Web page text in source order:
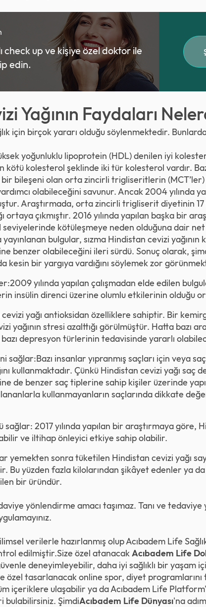
check up ve kişiye özel doktor ile
edin.
Yağının Faydaları
için birçok yararı olduğu söylenmektedir.
yoğunluklu lipoprotein (HDL) denilen iyi
kötü kolesterol şeklinde iki tür kolesterol vardır.
bir bileşeni olan orta zincirli trigliseritlerin
olabileceğini savunur. Ancak 2004 yılında
Araştırmada, orta zincirli trigliserit diyetinin 17
ortaya çıkmıştır. 2016 yılında yapılan başka bir
seviyelerinde kötüleşmeye neden olduğuna dair net
yayınlanan bulgular, sızma Hindistan cevizi
benzer olabileceğini ileri sürdü. Sonuç olarak,
kesin bir yargıya vardığını söylemek zor
yılında yapılan çalışmadan elde edilen
insülin direnci üzerine olumlu etkilerinin olduğu
yağı antioksidan özelliklere sahiptir. Bir
yağının stresi azalttığı görülmüştür. Hatta bazı
bazı depresyon türlerinin tedavisinde yararlı
sağlar:Bazı insanlar yıpranmış saçları için veya
kullanmaktadır. Çünkü Hindistan cevizi yağı saç
de benzer saç tiplerine sahip kişiler üzerinde
kullanmayanların saçlarında dikkate
sağlar: 2017 yılında yapılan bir araştırmaya göre,
ve iltihap önleyici etkiye sahip olabilir.
yemekten sonra tüketilen Hindistan cevizi yağı
Bu yüzden fazla kilolarından şikâyet edenler ya
bir üründür.
yönlendirme amacı taşımaz. Tanı ve
verilerle hazırlanmış olup Acıbadem Life
edilmiştir.Size özel atanacakAcıbadem Life
deneyimleyebilir, daha iyi sağlıklı bir yaşam
özel tasarlanacak online spor, diyet
içeriklere ulaşabilir ya da Acıbadem Life
bulabilirsiniz. ŞimdiAcıbadem Life Dünyası'na